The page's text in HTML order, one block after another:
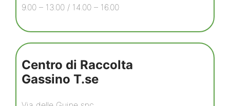
9.00 – 13.00 / 14.00 – 16.00
Centro di Raccolta
Gassino T.se